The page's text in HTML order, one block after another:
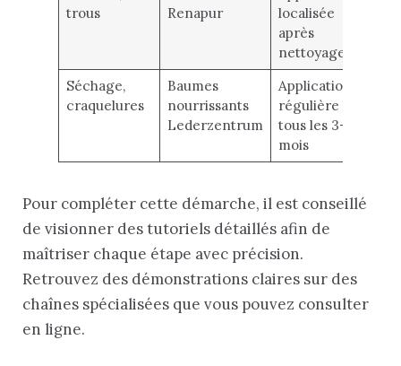
trous
Renapur
localisée
après
nettoyage
Séchage,
craquelures
Baumes
nourrissants
Lederzentrum
Application
régulière
tous les 3-6
mois
Pour compléter cette démarche, il est conseillé
de visionner des tutoriels détaillés afin de
maîtriser chaque étape avec précision.
Retrouvez des démonstrations claires sur des
chaînes spécialisées que vous pouvez consulter
en ligne.